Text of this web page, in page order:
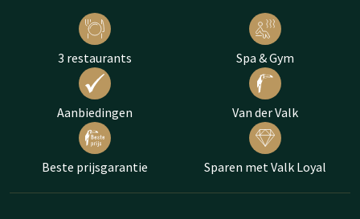
3 restaurants Spa & Gym
Aanbiedingen Van der Valk
Beste prijsgarantie Sparen met Valk Loyal